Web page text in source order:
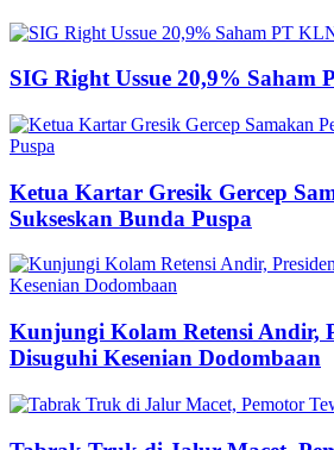
SIG Right Ussue 20,9% Saham
Ketua Kartar Gresik Gercep
Sukseskan Bunda Puspa
Kunjungi Kolam Retensi Andir,
Disuguhi Kesenian Dodombaan